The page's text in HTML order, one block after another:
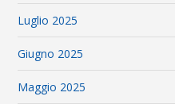
Luglio 2025
Giugno 2025
Maggio 2025